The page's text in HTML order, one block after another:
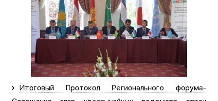
Итоговый Протокол Регионального форума-